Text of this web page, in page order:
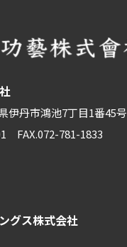
伊丹市鴻池7丁目1番45号
FAX.072-781-1833
グス株式会社